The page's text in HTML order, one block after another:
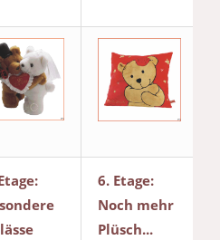
6. Etage:
Noch mehr
Plüsch...